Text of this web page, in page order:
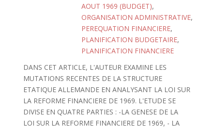
AOUT 1969 (BUDGET),
ORGANISATION ADMINISTRATIVE,
PEREQUATION FINANCIERE,
PLANIFICATION BUDGETAIRE,
PLANIFICATION FINANCIERE
DANS CET ARTICLE, L'AUTEUR EXAMINE LES
MUTATIONS RECENTES DE LA STRUCTURE
ETATIQUE ALLEMANDE EN ANALYSANT LA LOI SUR
LA REFORME FINANCIERE DE 1969. L'ETUDE SE
DIVISE EN QUATRE PARTIES : -LA GENESE DE LA
LOI SUR LA REFORME FINANCIERE DE 1969, - LA